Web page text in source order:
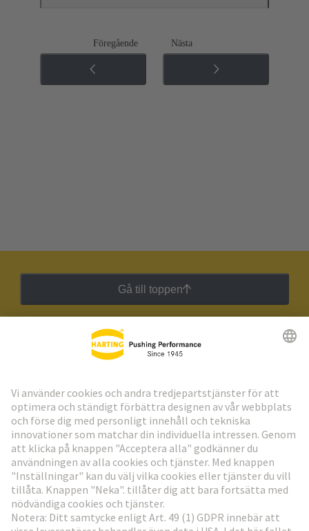
Föregående Nästa
Gå till toppen
HARTING:s nyhetsbrev
Gå till registrering
Social Media